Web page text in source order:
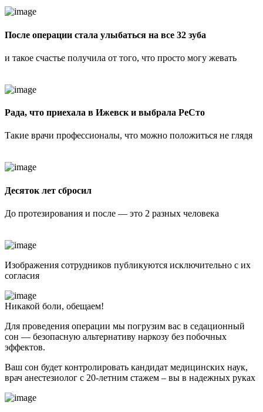
После операции стала улыбаться на все 32 зуба
и такое счастье получила от того, что просто могу жевать
Рада, что приехала в Ижевск и выбрала РеСто
Такие врачи профессионалы, что можно положиться не глядя
Десяток лет сбросил
До протезирования и после — это 2 разных человека
Изображения сотрудников публикуются исключительно с их
согласия
Никакой боли, обещаем!
Для проведения операции мы погрузим вас в седационный
сон — безопасную альтернативу наркозу без побочных
эффектов.
Ваш сон будет контролировать кандидат медицинских наук,
врач анестезиолог с 20-летним стажем – вы в надежных руках